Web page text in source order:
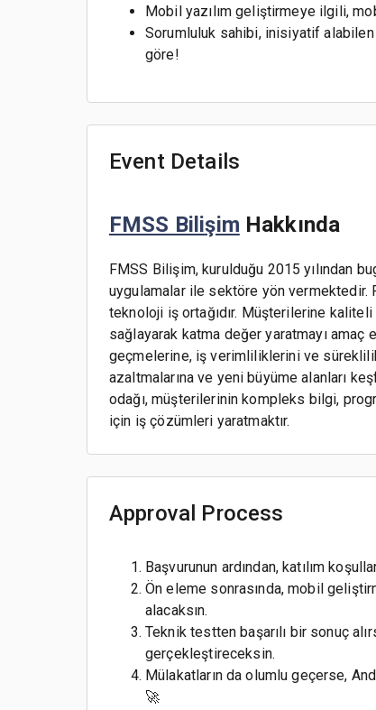
Mobil yazılım geliştirmeye ilgili,
Sorumluluk sahibi, inisiyatif
göre!
Event Details
FMSS Bilişim Hakkında
FMSS Bilişim, kurulduğu 2015 yılından
uygulamalar ile sektöre yön
teknoloji iş ortağıdır. Müşterilerine
sağlayarak katma değer yaratmayı
geçmelerine, iş verimliliklerini ve
azaltmalarına ve yeni büyüme alanları
odağı, müşterilerinin kompleks bilgi,
için iş çözümleri yaratmaktır.
Approval Process
Başvurunun ardından, katılım
Ön eleme sonrasında, mobil
alacaksın.
Teknik testten başarılı bir sonuç
gerçekleştireceksin.
Mülakatların da olumlu geçerse,
🚀